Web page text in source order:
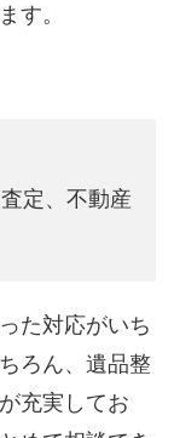
す。
定、不動産
た対応がいち
ろん、遺品整
充実してお